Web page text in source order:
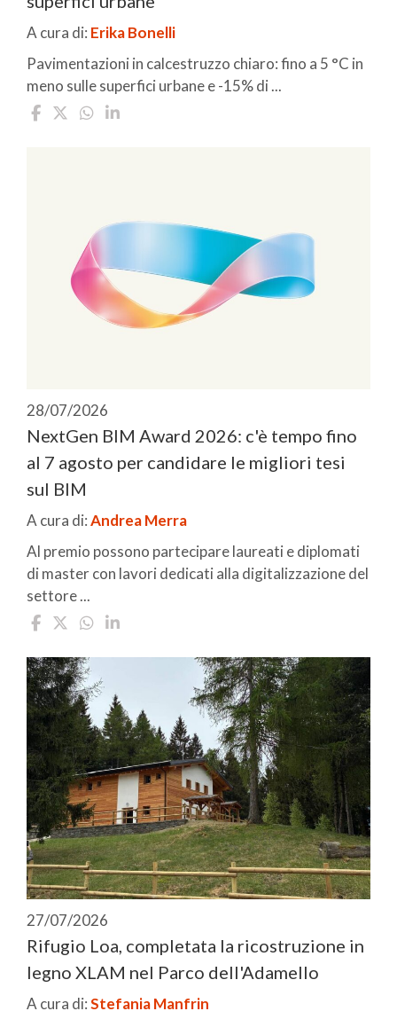
A cura di: Erika Bonelli
Pavimentazioni in calcestruzzo chiaro: fino a 5 °C in
meno sulle superfici urbane e -15% di ...
28/07/2026
NextGen BIM Award 2026: c'è tempo fino
al 7 agosto per candidare le migliori tesi
sul BIM
A cura di:Andrea Merra
Al premio possono partecipare laureati e diplomati
di master con lavori dedicati alla digitalizzazione del
settore ...
27/07/2026
Rifugio Loa, completata la ricostruzione in
legno XLAM nel Parco dell'Adamello
A cura di:Stefania Manfrin